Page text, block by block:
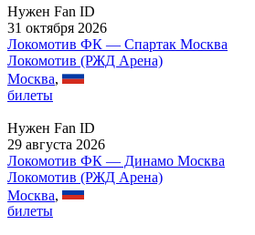
Нужен Fan ID
31 октября 2026
Локомотив ФК — Спартак Москва
Локомотив (РЖД Арена)
Москва,
билеты
Нужен Fan ID
29 августа 2026
Локомотив ФК — Динамо Москва
Локомотив (РЖД Арена)
Москва,
билеты